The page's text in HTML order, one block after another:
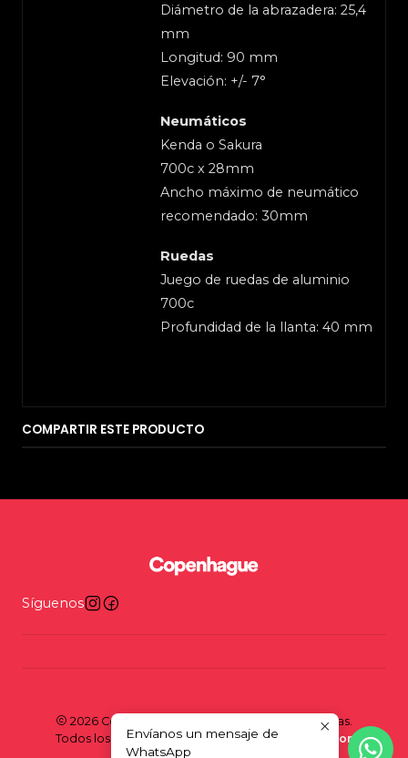
Diámetro de la abrazadera: 25,4
mm
Longitud: 90 mm
Elevación: +/- 7°
Neumáticos
Kenda o Sakura
700c x 28mm
Ancho máximo de neumático
recomendado: 30mm
Ruedas
Juego de ruedas de aluminio
700c
Profundidad de la llanta: 40 mm
COMPARTIR ESTE PRODUCTO
Síguenos
2026 Copenhague - Tienda y taller de bicicletas.
Todos los derechos reservados.Desarrollado por
Envíanos un mensaje de
WhatsApp